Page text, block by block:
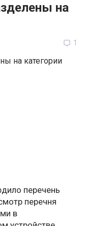
на
1
перечень
перечня
в